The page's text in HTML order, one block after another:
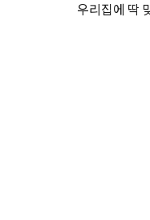
우리집에 딱